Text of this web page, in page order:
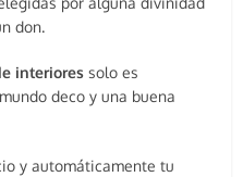
don.
interioressolo es
deco y una buena
y automáticamente tu